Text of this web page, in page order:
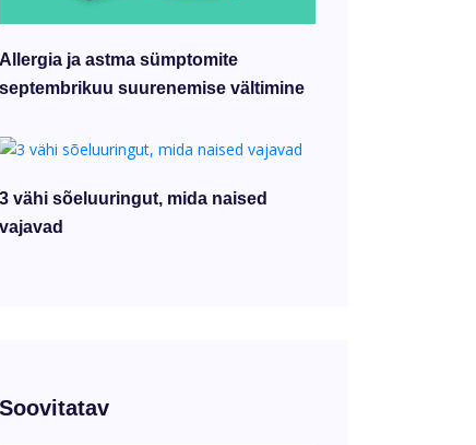
Allergia ja astma sümptomite
septembrikuu suurenemise vältimine
3 vähi sõeluuringut, mida naised
vajavad
Soovitatav